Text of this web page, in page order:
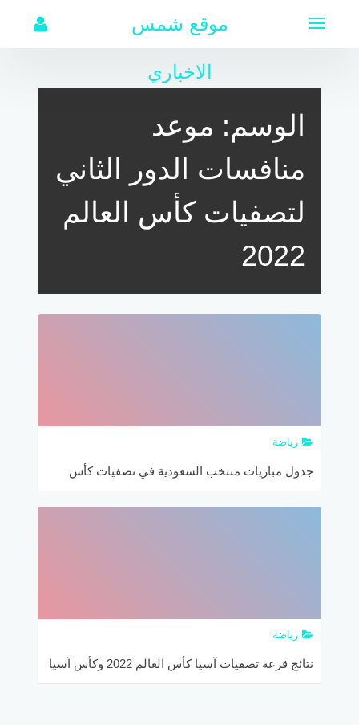
موقع شمس
الاخباري
الوسم: موعد
منافسات الدور الثاني
لتصفيات كأس العالم
2022
رياضة
جدول مباريات منتخب السعودية في تصفيات كأس
رياضة
نتائج قرعة تصفيات آسيا كأس العالم 2022 وكأس آسيا